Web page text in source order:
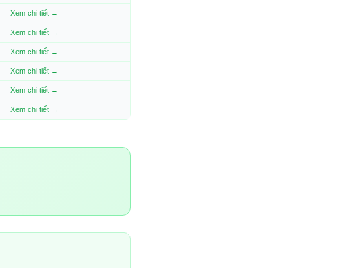
Xem chi tiết →
Xem chi tiết →
Xem chi tiết →
Xem chi tiết →
Xem chi tiết →
Xem chi tiết →